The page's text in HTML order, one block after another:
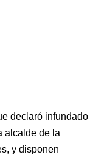
declaró infundado
alcalde de la
y disponen